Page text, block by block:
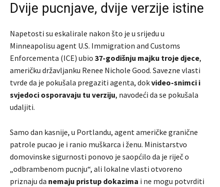
Dvije pucnjave, dvije verzije istine
Napetosti su eskalirale nakon što je u srijedu u
Minneapolisu agent U.S. Immigration and Customs
Enforcementa (ICE) ubio 37-godišnju majku troje djece,
američku državljanku Renee Nichole Good. Savezne vlasti
tvrde da je pokušala pregaziti agenta, dokvideo-snimci i
svjedoci osporavaju tu verziju, navodeći da se pokušala
udaljiti.
Samo dan kasnije, u Portlandu, agent američke granične
patrole pucao je i ranio muškarca i ženu. Ministarstvo
domovinske sigurnosti ponovo je saopćilo da je riječ o
„odbrambenom pucnju“, ali lokalne vlasti otvoreno
priznaju da nemaju pristup dokazima i ne mogu potvrditi